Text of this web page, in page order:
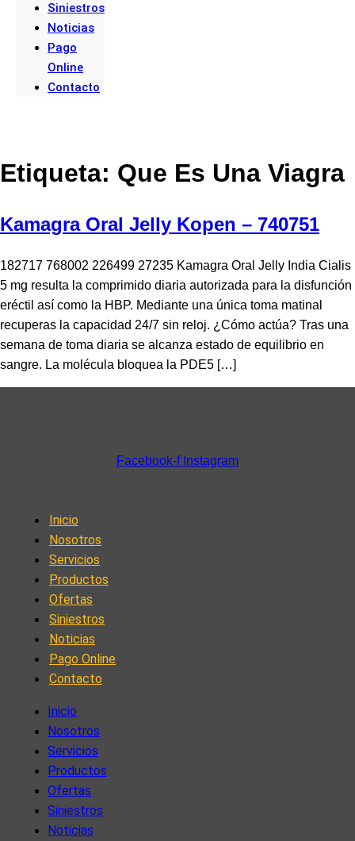
Siniestros
Noticias
Pago
Online
Contacto
Etiqueta: Que Es Una Viagra
Kamagra Oral Jelly Kopen – 740751
182717 768002 226499 27235 Kamagra Oral Jelly India Cialis
5 mg resulta la comprimido diaria autorizada para la disfunción
eréctil así como la HBP. Mediante una única toma matinal
recuperas la capacidad 24/7 sin reloj. ¿Cómo actúa? Tras una
semana de toma diaria se alcanza estado de equilibrio en
sangre. La molécula bloquea la PDE5 […]
Facebook-f Instagram
Inicio
Nosotros
Servicios
Productos
Ofertas
Siniestros
Noticias
Pago Online
Contacto
Inicio
Nosotros
Servicios
Productos
Ofertas
Siniestros
Noticias